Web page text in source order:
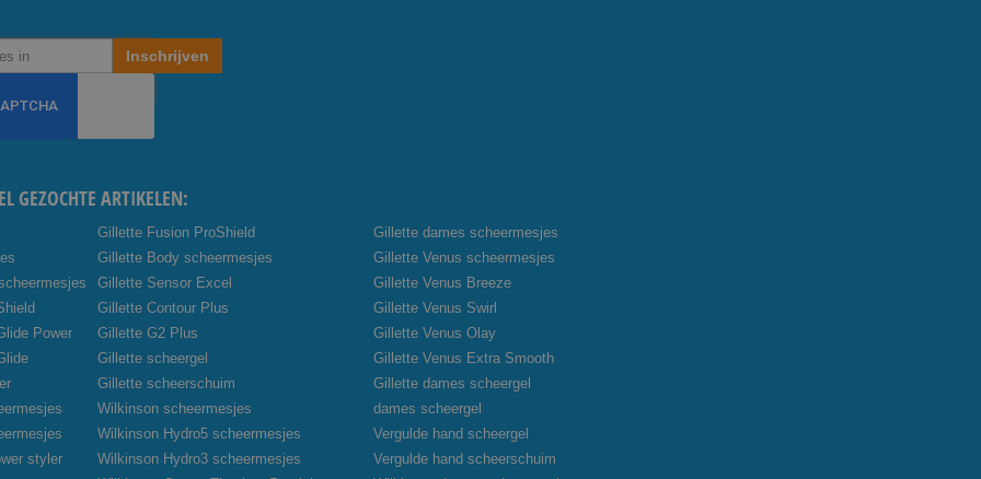
Inschrijven
GEZOCHTE ARTIKELEN:
Power
styler
Gillette Fusion ProShield
Gillette Body scheermesjes
Gillette Sensor Excel
Gillette Contour Plus
Gillette G2 Plus
Gillette scheergel
Gillette scheerschuim
Wilkinson scheermesjes
Wilkinson Hydro5 scheermesjes
Wilkinson Hydro3 scheermesjes
Gillette dames scheermesjes
Gillette Venus scheermesjes
Gillette Venus Breeze
Gillette Venus Swirl
Gillette Venus Olay
Gillette Venus Extra Smooth
Gillette dames scheergel
dames scheergel
Vergulde hand scheergel
Vergulde hand scheerschuim